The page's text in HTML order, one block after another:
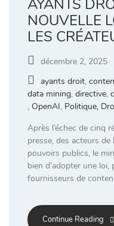
AYANTS
NOUVELLE
LES
décembre 2, 2025
ayants droit,
data mining, directive,
, OpenAI, Politique,
Après l’échec de cinq
presse, des acteurs
pouvoirs publics, le
bien d’adopter une
fournisseurs de
Continue Reading